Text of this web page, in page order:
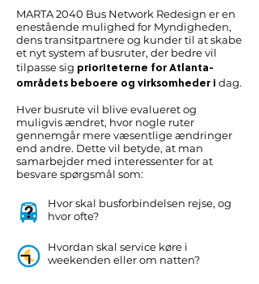
MARTA 2040 Bus Network Redesign er en
enestående mulighed for Myndigheden,
dens transitpartnere og kunder til at skabe
et nyt system af busruter, der bedre vil
tilpasse sig prioriteterne for Atlanta-
områdets beboere og virksomheder i dag.
Hver busrute vil blive evalueret og
muligvis ændret, hvor nogle ruter
gennemgår mere væsentlige ændringer
end andre. Dette vil betyde, at man
samarbejder med interessenter for at
besvare spørgsmål som:
Hvor skal busforbindelsen rejse, og
hvor ofte?
Hvordan skal service køre i
weekenden eller om natten?